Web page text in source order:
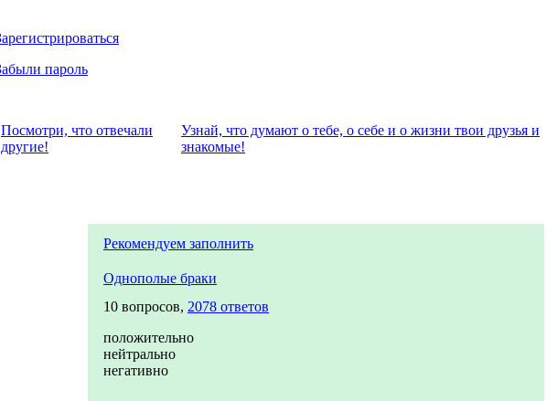
пароль
Посмотри, что отвeчали
другие!
Узнай, что думают о тебе, о себе и о жизни твои друзья и
знакомые!
Рекомендуем заполнить
Однополые браки
10 вопросов, 2078 ответов
положительно
нейтрально
негативно